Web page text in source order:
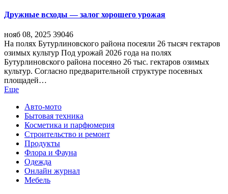
Дружные всходы — залог хорошего урожая
нояб 08, 2025 39046
На полях Бутурлиновского района посеяли 26 тысяч гектаров
озимых культур Под урожай 2026 года на полях
Бутурлиновского района посеяно 26 тыс. гектаров озимых
культур. Согласно предварительной структуре посевных
площадей…
Еще
Авто-мото
Бытовая техника
Косметика и парфюмерия
Строительство и ремонт
Продукты
Флора и Фауна
Одежда
Онлайн журнал
Мебель